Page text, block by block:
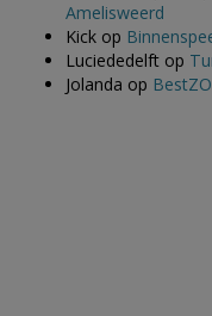
Amelisweerd
Kick op
Luciededelft op
Jolanda op